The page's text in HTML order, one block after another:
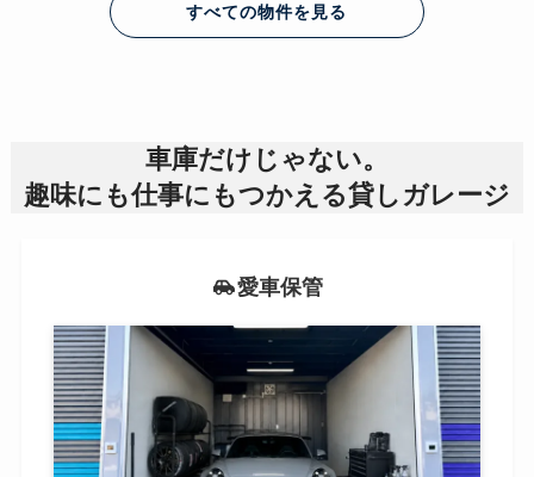
すべての物件を見る
車庫だけじゃない。
趣味にも仕事にもつかえる貸しガレージ
愛車保管